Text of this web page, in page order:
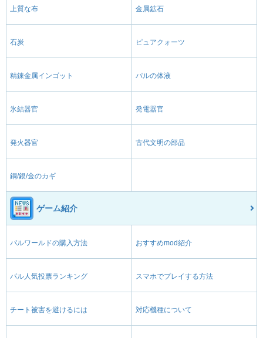
上質な布 金属鉱石
石炭 ピュアクォーツ
精錬金属インゴット パルの体液
氷結器官 発電器官
発火器官 古代文明の部品
銅/銀/金のカギ
ゲーム紹介
パルワールドの購入方法 おすすめmod紹介
パル人気投票ランキング スマホでプレイする方法
チート被害を避けるには 対応機種について